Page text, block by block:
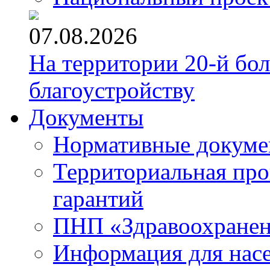
07.08.2026
На территории 20-й
благоустройству
Документы
Нормативные
Территориальная
гарантий
ПНП
Информация для